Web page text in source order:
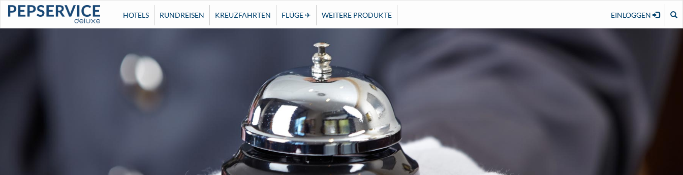
EINLOGGEN
HOTELS RUNDREISEN KREUZFAHRTEN FLÜGE ✈ WEITERE PRODUKTE